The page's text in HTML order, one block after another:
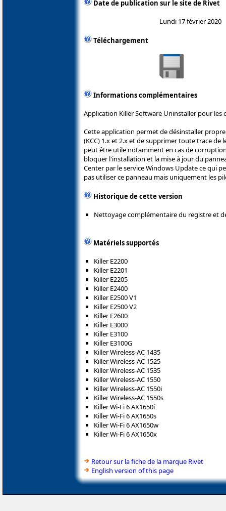
Date de publication sur le site de Rivet
Lundi 17 février 2020
Téléchargement
Informations complémentaires
Application Killer Software Uninstaller pour les
Cette application permet de désinstaller
(KCC) 1.x et 2.x et de supprimer toute trace de
peut être utile notamment en cas de
bloquer l'installation et la mise à jour du
Center par le service Windows Update ce qui
pas utiliser ce panneau mais uniquement les
Historique de cette version
Nettoyage complémentaire du registre et
Matériels supportés
Killer E2200
Killer E2201
Killer E2205
Killer E2400
Killer E2500 V1
Killer E2500 V2
Killer E2600
Killer E3000
Killer E3100
Killer E3100G
Killer Wireless-AC 1435
Killer Wireless-AC 1525
Killer Wireless-AC 1535
Killer Wireless-AC 1550
Killer Wireless-AC 1550i
Killer Wireless-AC 1550s
Killer Wi-Fi 6 AX1650i
Killer Wi-Fi 6 AX1650s
Killer Wi-Fi 6 AX1650w
Killer Wi-Fi 6 AX1650x
Retour sur la fiche de la marque Rivet
English version of this page